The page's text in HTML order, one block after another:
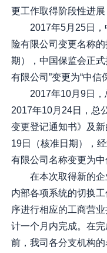
更工作取得阶段性进展
2017年5月25日，
险有限公司变更名称
期），中国保监会正
有限公司”变更为“中信
2017年10月9日，总
2017年10月24日，总
变更登记通知书》及
19日（核准日期），
有限公司名称变更为中
在本次取得新的企
内部各项系统的切换
序进行相应的工商营
计一个月内完成。在
前，我司各分支机构的